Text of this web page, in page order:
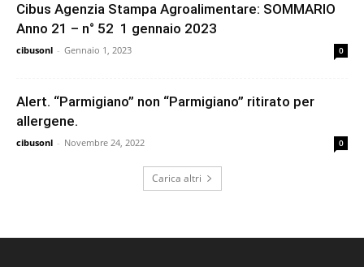
Cibus Agenzia Stampa Agroalimentare: SOMMARIO
Anno 21 – n° 52 1 gennaio 2023
cibusonl - Gennaio 1, 2023 0
Alert. “Parmigiano” non “Parmigiano” ritirato per
allergene.
cibusonl - Novembre 24, 2022 0
Carica altri